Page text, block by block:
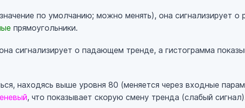
по умолчанию; можно менять), она сигнализирует о
прямоугольники.
сигнализирует о падающем тренде, а гистограмма
находясь выше уровня 80 (меняется через входные
, что показывает скорую смену тренда (слабый